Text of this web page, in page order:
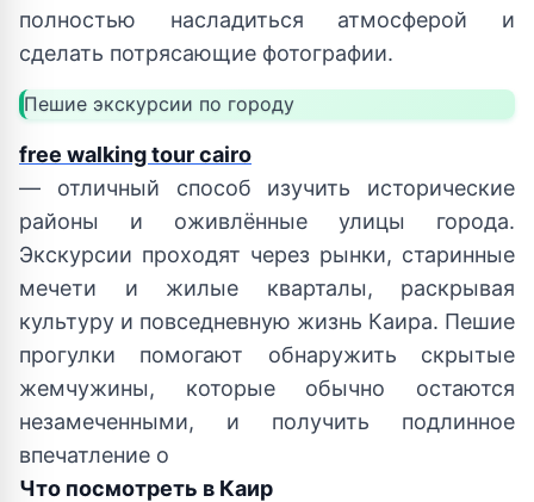
полностью насладиться атмосферой и
сделать потрясающие фотографии.
Пешие экскурсии по городу
free walking tour cairo
— отличный способ изучить исторические
районы и оживлённые улицы города.
Экскурсии проходят через рынки, старинные
мечети и жилые кварталы, раскрывая
культуру и повседневную жизнь Каира. Пешие
прогулки помогают обнаружить скрытые
жемчужины, которые обычно остаются
незамеченными, и получить подлинное
впечатление о
Что посмотреть в Каир